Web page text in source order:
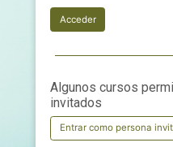
Acceder
Algunos cursos
invitados
Entrar como persona